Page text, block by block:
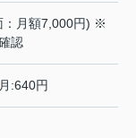
月額7,000円) ※
認
:640円